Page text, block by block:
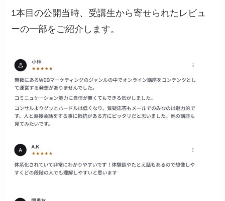
1本目の公開当時、受講生から寄せられたレビュ
ーの一部をご紹介します。